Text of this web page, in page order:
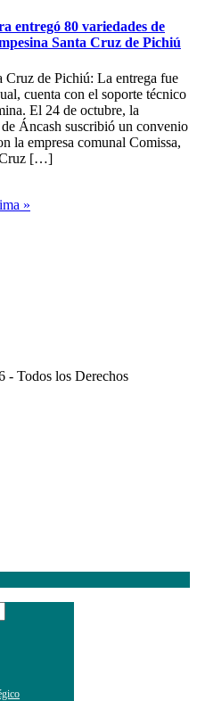
entregó 80 variedades de
Santa Cruz de Pichiú
Cruz de Pichiú: La entrega fue
cuenta con el soporte técnico
El 24 de octubre, la
Áncash suscribió un convenio
la empresa comunal Comissa,
Cruz […]
»
Todos los Derechos